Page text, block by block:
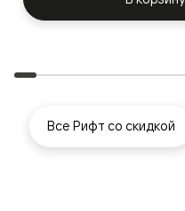
Все Рифт со скидкой